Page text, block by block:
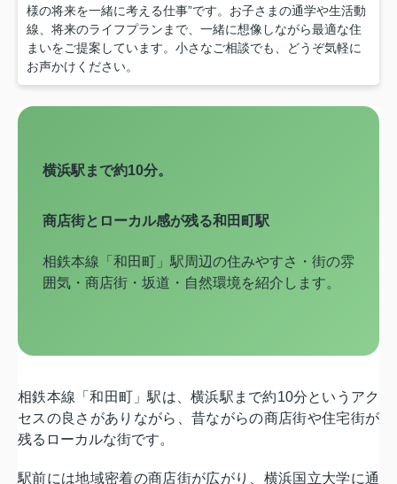
様の将来を一緒に考える仕事”です。お子さまの通学や生活動
線、将来のライフプランまで、一緒に想像しながら最適な住
まいをご提案しています。小さなご相談でも、どうぞ気軽に
お声かけください。
横浜駅まで約10分。
商店街とローカル感が残る和田町駅
相鉄本線「和田町」駅周辺の住みやすさ・街の雰
囲気・商店街・坂道・自然環境を紹介します。
相鉄本線「和田町」駅は、横浜駅まで約10分というアク
セスの良さがありながら、昔ながらの商店街や住宅街が
残るローカルな街です。
駅前には地域密着の商店街が広がり、横浜国立大学に通